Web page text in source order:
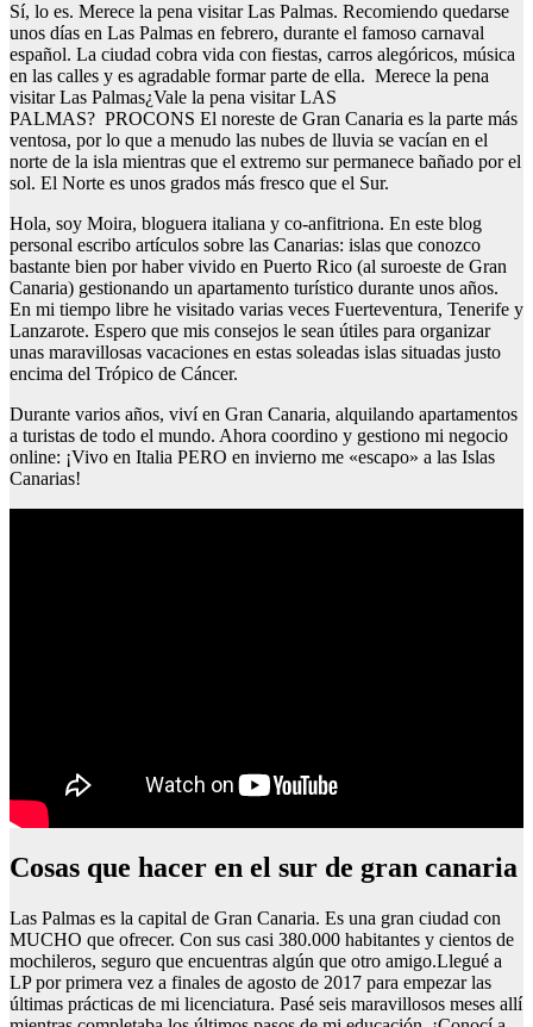
Sí, lo es. Merece la pena visitar Las Palmas. Recomiendo quedarse
unos días en Las Palmas en febrero, durante el famoso carnaval
español. La ciudad cobra vida con fiestas, carros alegóricos, música
en las calles y es agradable formar parte de ella. Merece la pena
visitar Las Palmas¿Vale la pena visitar LAS
PALMAS? PROCONS El noreste de Gran Canaria es la parte más
ventosa, por lo que a menudo las nubes de lluvia se vacían en el
norte de la isla mientras que el extremo sur permanece bañado por el
sol. El Norte es unos grados más fresco que el Sur.
Hola, soy Moira, bloguera italiana y co-anfitriona. En este blog
personal escribo artículos sobre las Canarias: islas que conozco
bastante bien por haber vivido en Puerto Rico (al suroeste de Gran
Canaria) gestionando un apartamento turístico durante unos años.
En mi tiempo libre he visitado varias veces Fuerteventura, Tenerife y
Lanzarote. Espero que mis consejos le sean útiles para organizar
unas maravillosas vacaciones en estas soleadas islas situadas justo
encima del Trópico de Cáncer.
Durante varios años, viví en Gran Canaria, alquilando apartamentos
a turistas de todo el mundo. Ahora coordino y gestiono mi negocio
online: ¡Vivo en Italia PERO en invierno me «escapo» a las Islas
Canarias!
Cosas que hacer en el sur de gran canaria
Las Palmas es la capital de Gran Canaria. Es una gran ciudad con
MUCHO que ofrecer. Con sus casi 380.000 habitantes y cientos de
mochileros, seguro que encuentras algún que otro amigo.Llegué a
LP por primera vez a finales de agosto de 2017 para empezar las
últimas prácticas de mi licenciatura. Pasé seis maravillosos meses allí